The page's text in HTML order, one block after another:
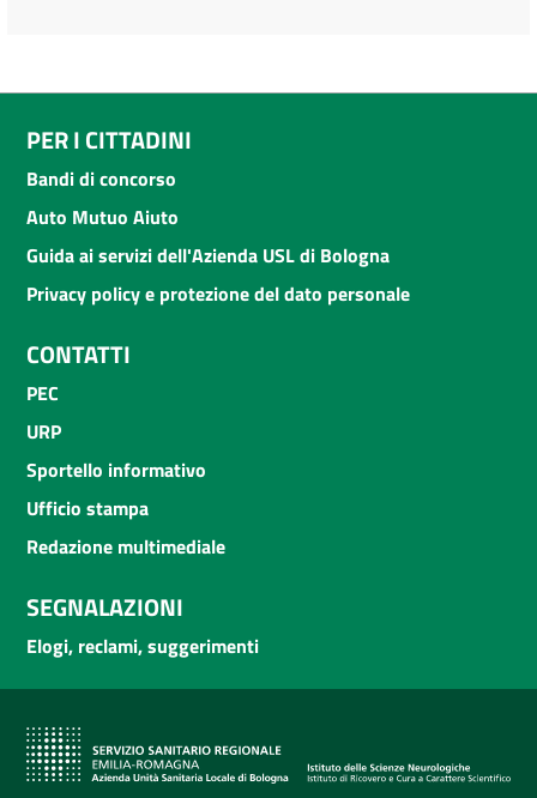
PER I CITTADINI
Bandi di concorso
Auto Mutuo Aiuto
Guida ai servizi dell'Azienda USL di Bologna
Privacy policy e protezione del dato personale
CONTATTI
PEC
URP
Sportello informativo
Ufficio stampa
Redazione multimediale
SEGNALAZIONI
Elogi, reclami, suggerimenti